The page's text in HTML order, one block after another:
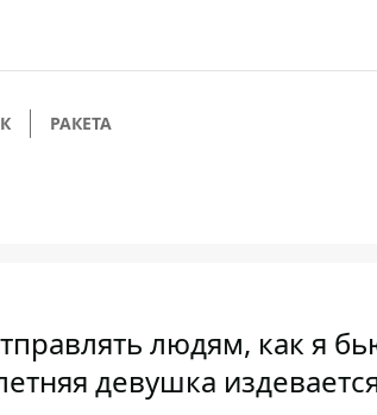
РАКЕТА
людям, как я
девушка